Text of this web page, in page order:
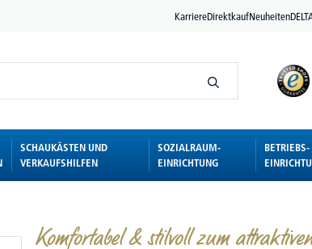
KarriereDirektkaufNeuheiten
SCHAUKÄSTEN UND
VERKAUFSHILFEN
SOZIALRAUM-
EINRICHTUNG
BETRIEBS-
Komfortabel & stilvoll zum